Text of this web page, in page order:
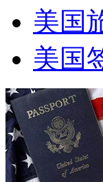
美国
美国